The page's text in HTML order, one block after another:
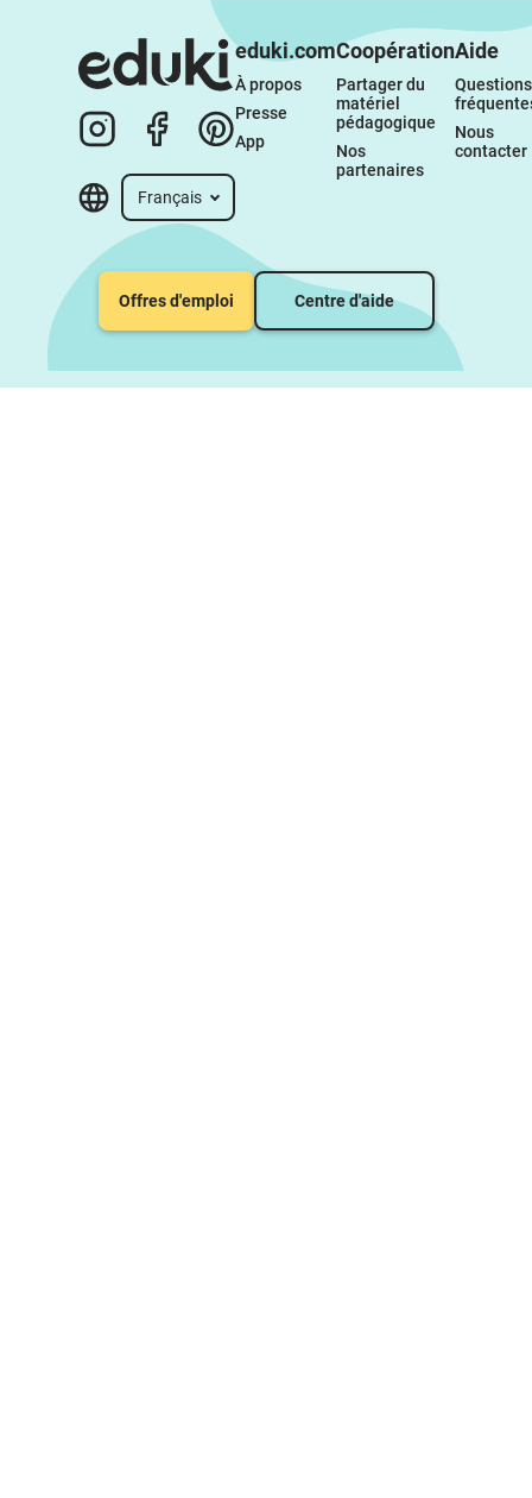
Français
eduki.com
À propos
Presse
App
Coopération
Partager du
matériel
pédagogique
Nos
partenaires
Aide
Questions
Nous
contacter
Offres d'emploi Centre d'aide